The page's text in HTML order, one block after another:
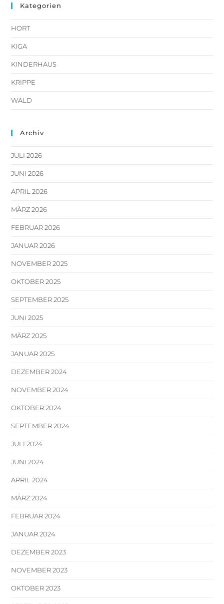
Kategorien
HORT
KIGA
KINDERHAUS
KRIPPE
WALD
Archiv
JULI 2026
JUNI 2026
APRIL 2026
MÄRZ 2026
FEBRUAR 2026
JANUAR 2026
NOVEMBER 2025
OKTOBER 2025
SEPTEMBER 2025
JUNI 2025
MÄRZ 2025
JANUAR 2025
DEZEMBER 2024
NOVEMBER 2024
OKTOBER 2024
SEPTEMBER 2024
JULI 2024
JUNI 2024
APRIL 2024
MÄRZ 2024
FEBRUAR 2024
JANUAR 2024
DEZEMBER 2023
NOVEMBER 2023
OKTOBER 2023